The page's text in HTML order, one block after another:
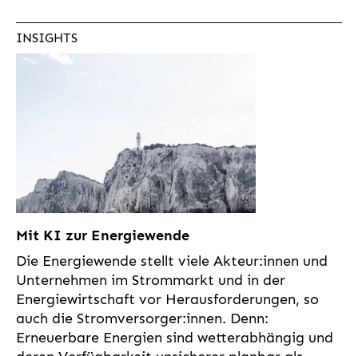
Mit KI zur Energiewende
Die Energiewende stellt viele Akteur:innen und
Unternehmen im Strommarkt und in der
Energiewirtschaft vor Herausforderungen, so
auch die Stromversorger:innen. Denn:
Erneuerbare Energien sind wetterabhängig und
INSIGHTS